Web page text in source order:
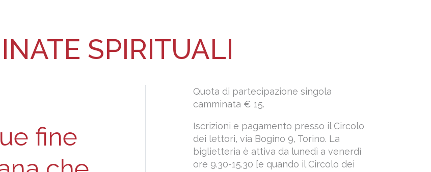
SPIRITUALI
fine
Quota di partecipazione singola
camminata € 15.
Iscrizioni e pagamento presso il Circolo
dei lettori, via Bogino 9, Torino. La
biglietteria è attiva da lunedì a venerdì
ore 9.30-15.30 [e quando il Circolo dei